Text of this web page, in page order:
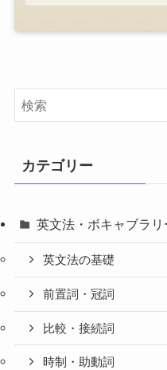
カテゴリー
英文法・ボキャブラリ
英文法の基礎
前置詞・冠詞
比較・接続詞
時制・助動詞